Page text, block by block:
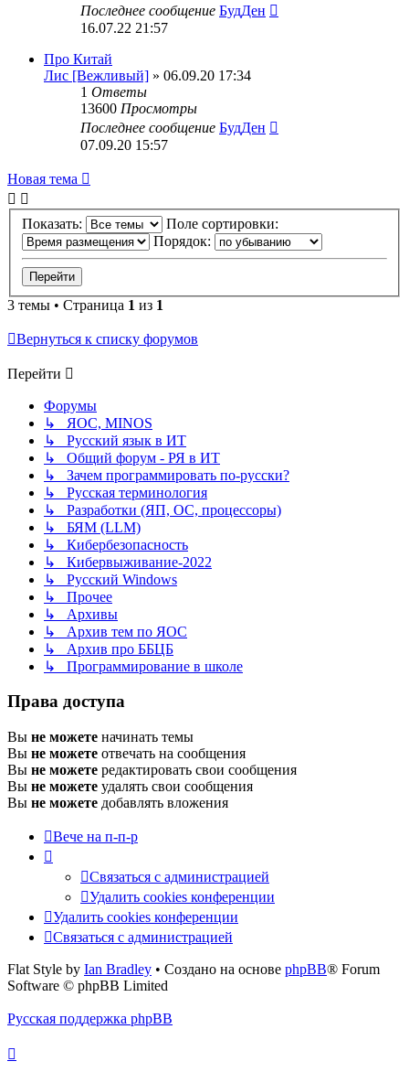
Последнее сообщение БудДен
16.07.22 21:57
Про Китай
Лис [Вежливый] » 06.09.20 17:34
1 Ответы
13600 Просмотры
Последнее сообщение БудДен
07.09.20 15:57
Новая тема
Показать:
Поле сортировки:
Порядок:
3 темы • Страница 1 из 1
Вернуться к списку форумов
Перейти
Форумы
↳ ЯОС, MINOS
↳ Русский язык в ИТ
↳ Общий форум - РЯ в ИТ
↳ Зачем программировать по-русски?
↳ Русская терминология
↳ Разработки (ЯП, ОС, процессоры)
↳ БЯМ (LLM)
↳ Кибербезопасность
↳ Кибервыживание-2022
↳ Русский Windows
↳ Прочее
↳ Архивы
↳ Архив тем по ЯОС
↳ Архив про ББЦБ
↳ Программирование в школе
Права доступа
Вы не можете начинать темы
Вы не можете отвечать на сообщения
Вы не можете редактировать свои сообщения
Вы не можете удалять свои сообщения
Вы не можете добавлять вложения
Вече на п-п-р
Связаться с администрацией
Удалить cookies конференции
Удалить cookies конференции
Связаться с администрацией
Flat Style by Ian Bradley • Создано на основе phpBB® Forum
Software © phpBB Limited
Русская поддержка phpBB